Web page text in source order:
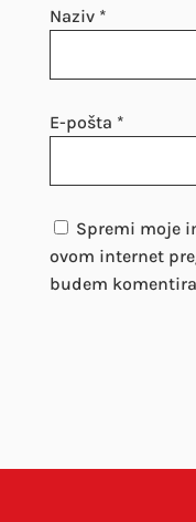
Naziv *
E-pošta *
Spremi moje
ovom internet
budem